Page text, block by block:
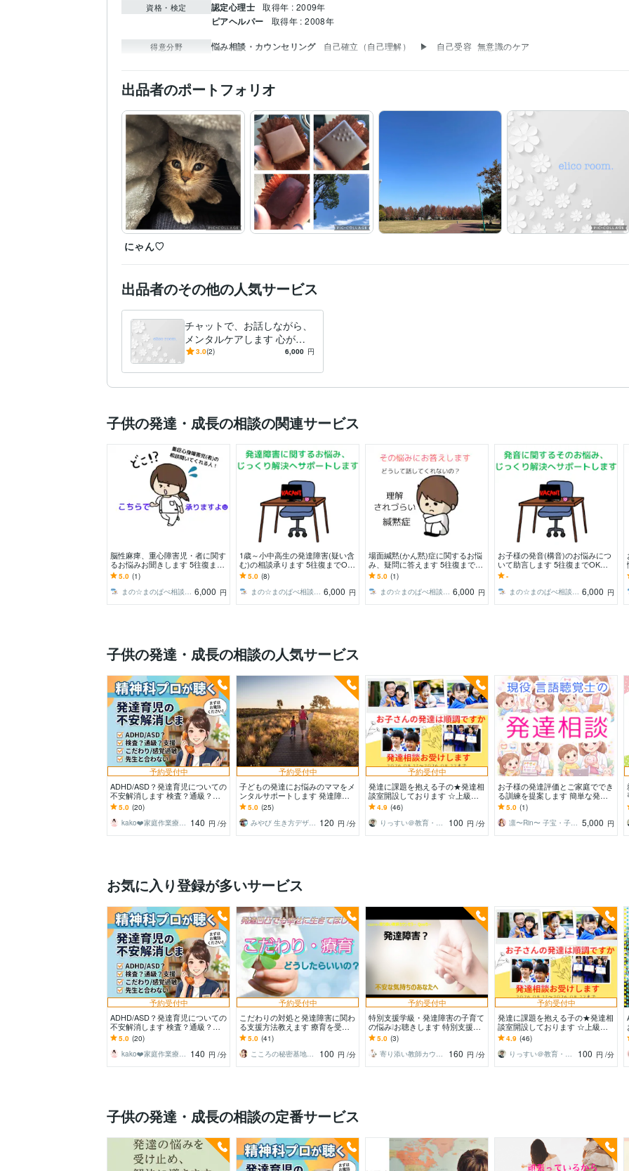
資格・検定 認定心理士 取得年 : 2009年
ピアヘルパー 取得年 : 2008年
得意分野 悩み相談・カウンセリング 自己確立（自己理解）　▶　自己受容 無意識のケア
出品者のポートフォリオ
にゃん♡
出品者のその他の人気サービス
チャットで、お話しながら、
メンタルケアします 心が疲
れていませんか？ハードな毎
3.0(2) 6,000 円
子供の発達・成長の相談の関連サービス
脳性麻痺、重心障害児・者に関す
るお悩みお聞きします 5往復まで
OK☆じっくり時間をかけて相談
したい方にオススメ！
5.0 (1)
まの☆まのぱぺ相談室室長 6,000 円
1歳～小中高生の発達障害(疑い含
む)の相談承ります 5往復までOK
☆じっくり時間をかけて相談した
い方にオススメ！
5.0 (8)
まの☆まのぱぺ相談室室長 6,000 円
場面緘黙(かん黙)症に関するお悩
み、疑問に答えます 5往復までO
K☆じっくり時間をかけて相談し
たい方にオススメ！
5.0 (1)
まの☆まのぱぺ相談室室長 6,000 円
お子様の発音(構音)のお悩みにつ
いて助言します 5往復までOK☆
じっくり時間をかけて相談したい
方にオススメ！
-
まの☆まのぱぺ相談室室長 6,000 円
子供の発達・成長の相談の人気サービス
予約受付中
ADHD/ASD？発達育児についての
不安解消します 検査？通級？支
援？受診？特性？暴言？感覚？等
ママの悩み相談☆
5.0 (20)
kako❤️家庭作業療法士☆ママに笑顔を 140 円 /分
予約受付中
子どもの発達にお悩みのママをメ
ンタルサポートします 発達障が
い児の子育て / カウンセラーがや
さしく寄り添います
5.0 (25)
みやび 生き方デザイナー 120 円 /分
予約受付中
発達に課題を抱える子の★発達相
談室開設しております ☆上級心
理カウンセラー・特別支援教育
士・元校長が寄り添います
4.9 (46)
りっすい＠教育・心理相談室
100 円 /分
お子様の発達評価とご家庭ででき
る訓練を提案します 簡単な発達
評価、お家でできる訓練を考案し
ます！
5.0 (1)
凛〜Rin〜 子宝・子ども専門鑑定士 5,000 円
お気に入り登録が多いサービス
予約受付中
ADHD/ASD？発達育児についての
不安解消します 検査？通級？支
援？受診？特性？暴言？感覚？等
ママの悩み相談☆
5.0 (20)
kako❤️家庭作業療法士☆ママに笑顔を 140 円 /分
予約受付中
こだわりの対処と発達障害に関わ
る支援方法教えます 療育を受け
た本人とすり合わせた、実際に有
効だった対処法
5.0 (41)
こころの秘密基地☆Shuurei
100 円 /分
予約受付中
特別支援学級・発達障害の子育て
の悩み❕お聴きします 特別支援学
級担任がお悩みを聴きます。
5.0 (3)
寄り添い教師カウンセラー Qooちー
160 円 /分
予約受付中
発達に課題を抱える子の★発達相
談室開設しております ☆上級心
理カウンセラー・特別支援教育
士・元校長が寄り添います
4.9 (46)
りっすい＠教育・心理相談室
100 円 /分
子供の発達・成長の相談の定番サービス